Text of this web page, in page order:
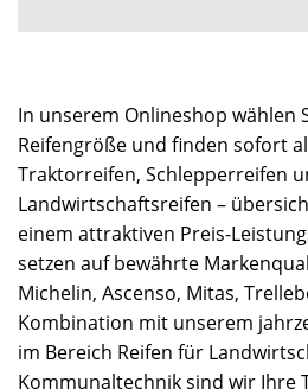
In unserem Onlineshop wählen
Reifengröße und finden sofort
Traktorreifen, Schlepperreifen
Landwirtschaftsreifen –
einem attraktiven Preis-
setzen auf bewährte
Michelin, Ascenso, Mitas,
Kombination mit unserem
im Bereich Reifen für
Kommunaltechnik sind wir Ihre